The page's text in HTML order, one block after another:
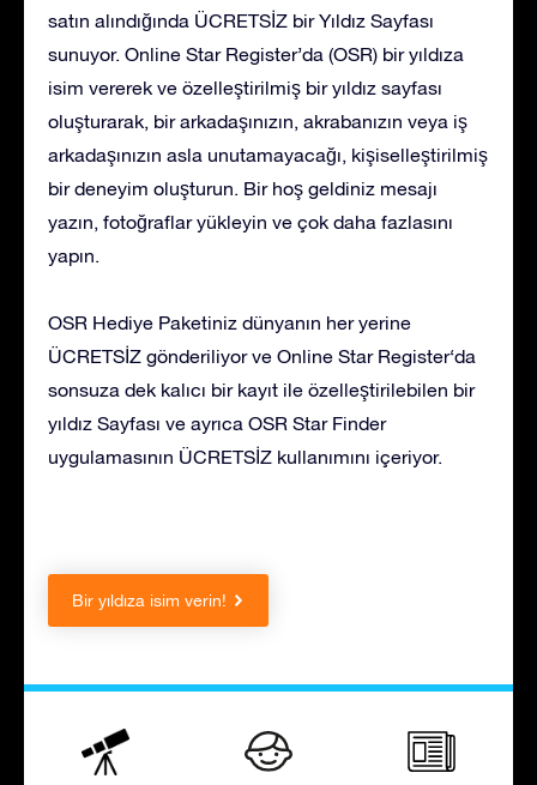
satın alındığında ÜCRETSİZ bir Yıldız Sayfası
sunuyor. Online Star Register’da (OSR) bir yıldıza
isim vererek ve özelleştirilmiş bir yıldız sayfası
oluşturarak, bir arkadaşınızın, akrabanızın veya iş
arkadaşınızın asla unutamayacağı, kişiselleştirilmiş
bir deneyim oluşturun. Bir hoş geldiniz mesajı
yazın, fotoğraflar yükleyin ve çok daha fazlasını
yapın.
OSR Hediye Paketiniz dünyanın her yerine
ÜCRETSİZ gönderiliyor ve Online Star Register‘da
sonsuza dek kalıcı bir kayıt ile özelleştirilebilen bir
yıldız Sayfası ve ayrıca OSR Star Finder
uygulamasının ÜCRETSİZ kullanımını içeriyor.
Bir yıldıza isim verin!